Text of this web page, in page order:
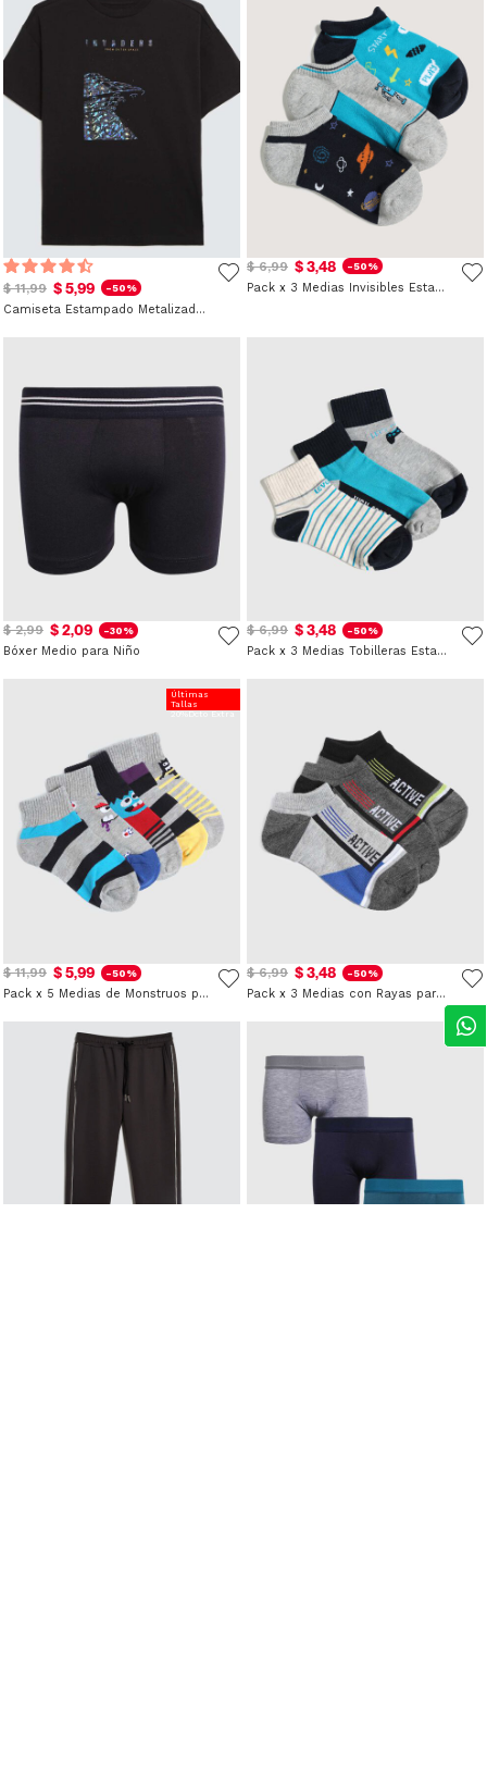
$ 11,99 $ 5,99 -50%
Camiseta Estampado Metalizado para Niño
$ 6,99 $ 3,48 -50%
Pack x 3 Medias Invisibles Estampado de Naves para Niño
$ 2,99 $ 2,09 -30%
Bóxer Medio para Niño
$ 6,99 $ 3,48 -50%
Pack x 3 Medias Tobilleras Estampado Gamer para Niño
Últimas
Tallas
20%Dcto Extra
$ 11,99 $ 5,99 -50%
Pack x 5 Medias de Monstruos para Niño
$ 6,99 $ 3,48 -50%
Pack x 3 Medias con Rayas para Niño